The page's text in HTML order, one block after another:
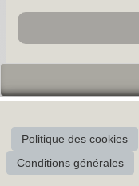
Politique des cookies
Conditions générales